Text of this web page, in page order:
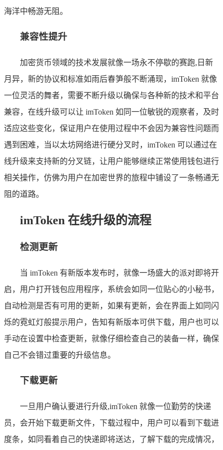
海洋中畅游无阻。
兼容性提升
加密货币领域的技术发展就像一场永不停歇的赛跑,日新
月异，新的协议和标准如雨后春笋般不断涌现，imToken 就像
一位灵活的舞者，需要不断升级以确保与各种新的技术和平台
兼容，在线升级可以让 imToken 如同一位敏锐的观察者，及时
适应这些变化，保证用户在使用过程中不会因为兼容性问题而
遇到困难，当以太坊网络进行硬分叉时，imToken 可以通过在
线升级来支持新的分叉链，让用户能够继续正常使用钱包进行
相关操作，仿佛为用户在加密世界的旅程中铺设了一条畅通无
阻的道路。
imToken 在线升级的流程
检测更新
当 imToken 有新版本发布时，就像一场盛大的派对即将开
启，用户打开钱包应用程序，系统会如同一位贴心的小秘书，
自动检测是否有可用的更新，如果有更新，会在界面上如同闪
烁的霓虹灯般提示用户，告知有新版本可供下载，用户也可以
手动在设置中检查更新，就像仔细检查自己的装备一样，确保
自己不会错过重要的升级信息。
下载更新
一旦用户确认要进行升级,imToken 就像一位勤劳的快递
员，会开始下载更新文件，下载过程中，用户可以看到下载进
度条，如同看着自己的快递即将送达，了解下载的完成情况，